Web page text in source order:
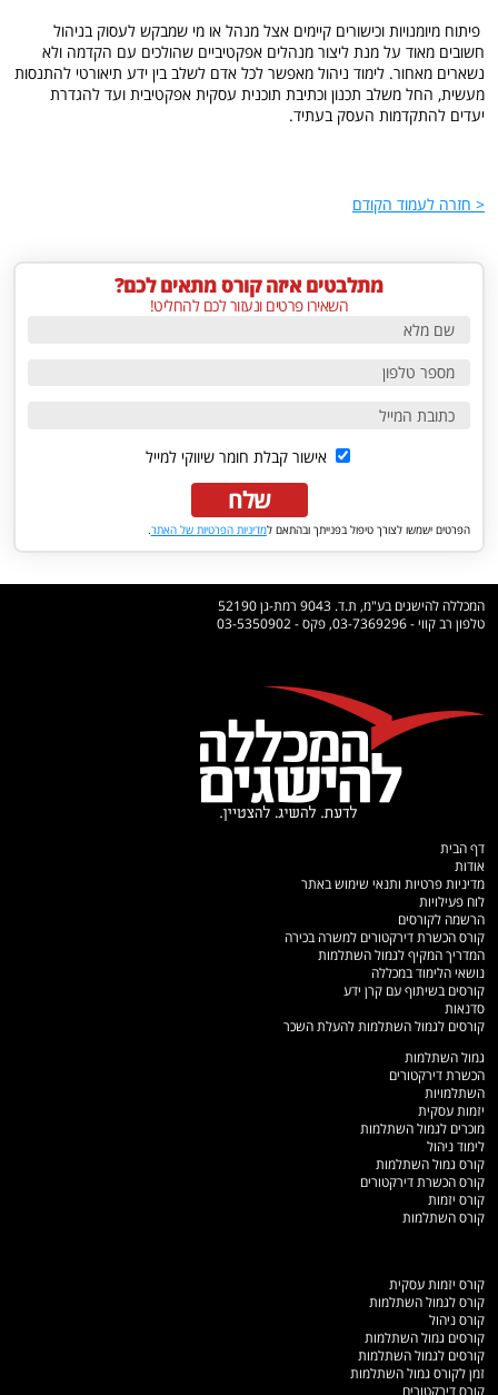
מתלבטים איזה קורס מתאים לכם?
השאירו פרטים ונעזור לכם להחליט!
אישור קבלת חומר שיווקי למייל
שלח
הפרטים ישמשו לצורך טיפול בפנייתך ובהתאם למדיניות הפרטיות של האתר.
פיתוח מיומנויות וכישורים קיימים אצל מנהל או מי שמבקש לעסוק בניהול
חשובים מאוד על מנת ליצור מנהלים אפקטיביים שהולכים עם הקדמה ולא
נשארים מאחור. לימוד ניהול מאפשר לכל אדם לשלב בין ידע תיאורטי להתנסות
מעשית, החל משלב תכנון וכתיבת תוכנית עסקית אפקטיבית ועד להגדרת
יעדים להתקדמות העסק בעתיד.
< חזרה לעמוד הקודם
המכללה להישגים בע"מ, ת.ד. 9043 רמת-גן 52190
טלפון רב קווי - 03-7369296, פקס - 03-5350902
דף הבית
אודות
מדיניות פרטיות ותנאי שימוש באתר
לוח פעילויות
הרשמה לקורסים
קורס הכשרת דירקטורים למשרה בכירה
המדריך המקיף לגמול השתלמות
נושאי הלימוד במכללה
קורסים בשיתוף עם קרן ידע
סדנאות
קורסים לגמול השתלמות להעלת השכר
גמול השתלמות
הכשרת דירקטורים
השתלמויות
יזמות עסקית
מוכרים לגמול השתלמות
לימוד ניהול
קורס גמול השתלמות
קורס הכשרת דירקטורים
קורס יזמות
קורס השתלמות
קורס יזמות עסקית
קורס לגמול השתלמות
קורס ניהול
קורסים גמול השתלמות
קורסים לגמול השתלמות
זמן לקורס גמול השתלמות
קורס דירקטורים